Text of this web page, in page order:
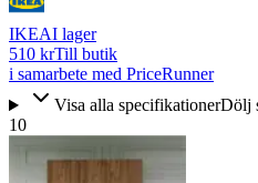
IKEAI lager
510 krTill butik
i samarbete med PriceRunner
Visa alla specifikationerDölj
10